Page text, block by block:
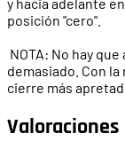
posición "cero".
NOTA: No hay
demasiado. Con
cierre más
Valoraciones